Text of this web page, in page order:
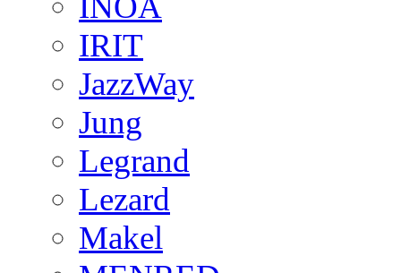
IRIT
JazzWay
Jung
Legrand
Lezard
Makel